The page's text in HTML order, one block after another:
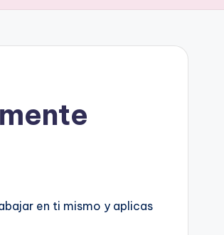
en ti mismo y aplicas